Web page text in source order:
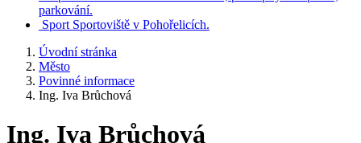
parkování.
Sport Sportoviště v Pohořelicích.
Úvodní stránka
Město
Povinné informace
Ing. Iva Brůchová
Ing. Iva Brůchová